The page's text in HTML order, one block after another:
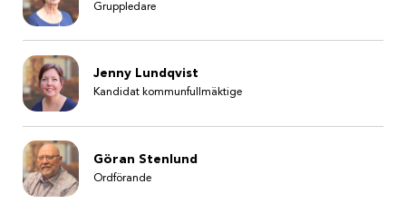
Gruppledare
Jenny Lundqvist
Kandidat kommunfullmäktige
Göran Stenlund
Ordförande